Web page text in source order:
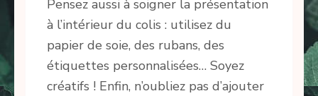
Pensez aussi à soigner la présentation
à l’intérieur du colis : utilisez du
papier de soie, des rubans, des
étiquettes personnalisées… Soyez
créatifs ! Enfin, n’oubliez pas d’ajouter